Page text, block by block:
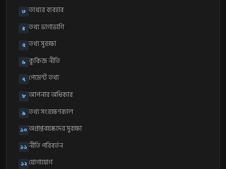
৩ তথ্যের ব্যবহার
৪ তথ্য ভাগাভাগি
৫ তথ্য সুরক্ষা
৬ কুকিজ নীতি
৭ পেমেন্ট তথ্য
৮ আপনার অধিকার
৯ তথ্য সংরক্ষণকাল
১০ অপ্রাপ্তবয়স্কদের সুরক্ষা
১১ নীতি পরিবর্তন
১২ যোগাযোগ